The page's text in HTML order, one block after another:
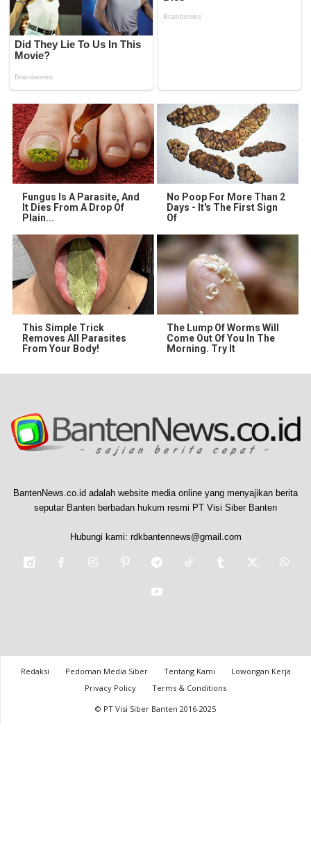
Fungus Is A Parasite, And
It Dies From A Drop Of
Plain...
No Poop For More Than 2
Days - It's The First Sign
Of
This Simple Trick
Removes All Parasites
From Your Body!
The Lump Of Worms Will
Come Out Of You In The
Morning. Try It
BantenNews.co.id adalah website media online yang menyajikan berita
seputar Banten berbadan hukum resmi PT Visi Siber Banten
Hubungi kami: rdkbantennews@gmail.com
Redaksi Pedoman Media Siber Tentang Kami
Lowongan Kerja
Privacy Policy
Terms & Conditions
© PT Visi Siber Banten 2016-2025